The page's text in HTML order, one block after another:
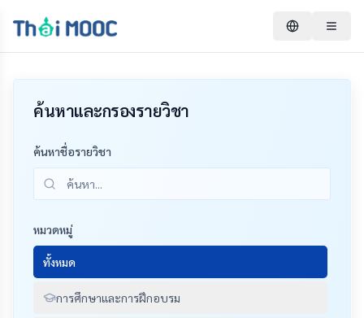
ค้นหาและกรองรายวิชา
ค้นหาชื่อรายวิชา
หมวดหมู่
ทั้งหมด
การศึกษาและการฝึกอบรม